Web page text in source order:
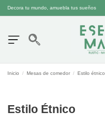
Decora tu mundo, amuebla tus sueños
Inicio Mesas de comedor Estilo étnico
Estilo Étnico